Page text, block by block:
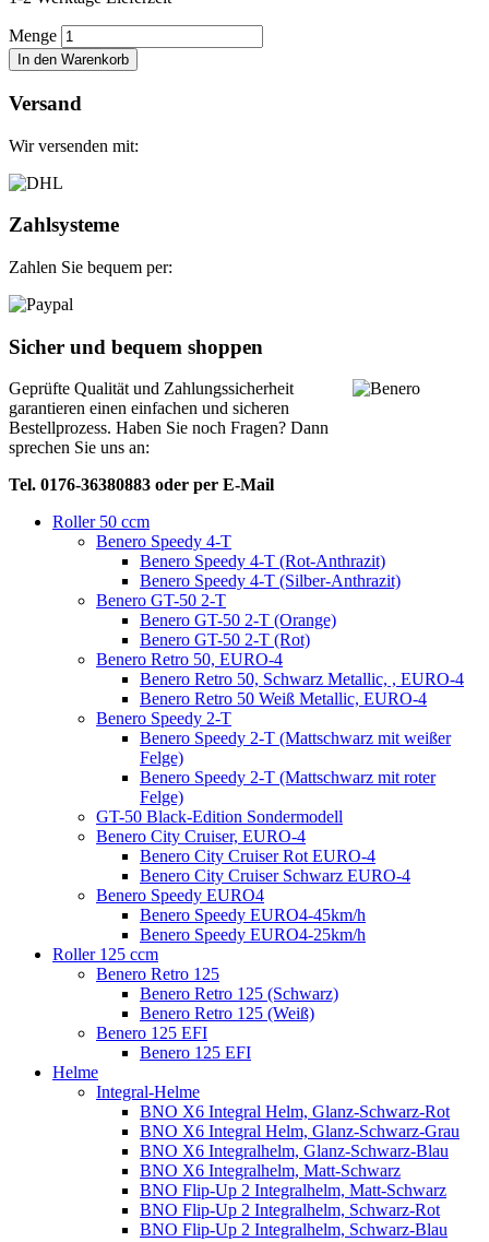
Menge
In den Warenkorb
Versand
Wir versenden mit:
Zahlsysteme
Zahlen Sie bequem per:
Sicher und bequem shoppen
Geprüfte Qualität und Zahlungssicherheit
garantieren einen einfachen und sicheren
Bestellprozess. Haben Sie noch Fragen? Dann
sprechen Sie uns an:
Tel. 0176-36380883 oder per E-Mail
Roller 50 ccm
Benero Speedy 4-T
Benero Speedy 4-T (Rot-Anthrazit)
Benero Speedy 4-T (Silber-Anthrazit)
Benero GT-50 2-T
Benero GT-50 2-T (Orange)
Benero GT-50 2-T (Rot)
Benero Retro 50, EURO-4
Benero Retro 50, Schwarz Metallic, , EURO-4
Benero Retro 50 Weiß Metallic, EURO-4
Benero Speedy 2-T
Benero Speedy 2-T (Mattschwarz mit weißer
Felge)
Benero Speedy 2-T (Mattschwarz mit roter
Felge)
GT-50 Black-Edition Sondermodell
Benero City Cruiser, EURO-4
Benero City Cruiser Rot EURO-4
Benero City Cruiser Schwarz EURO-4
Benero Speedy EURO4
Benero Speedy EURO4-45km/h
Benero Speedy EURO4-25km/h
Roller 125 ccm
Benero Retro 125
Benero Retro 125 (Schwarz)
Benero Retro 125 (Weiß)
Benero 125 EFI
Benero 125 EFI
Helme
Integral-Helme
BNO X6 Integral Helm, Glanz-Schwarz-Rot
BNO X6 Integral Helm, Glanz-Schwarz-Grau
BNO X6 Integralhelm, Glanz-Schwarz-Blau
BNO X6 Integralhelm, Matt-Schwarz
BNO Flip-Up 2 Integralhelm, Matt-Schwarz
BNO Flip-Up 2 Integralhelm, Schwarz-Rot
BNO Flip-Up 2 Integralhelm, Schwarz-Blau